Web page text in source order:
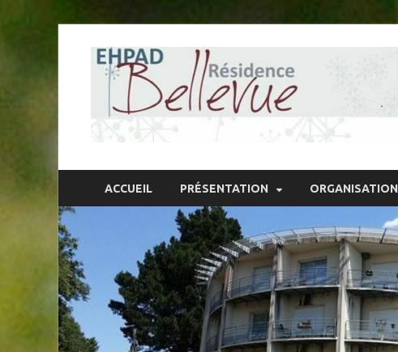
ACCUEIL PRÉSENTATION ORGANISATION